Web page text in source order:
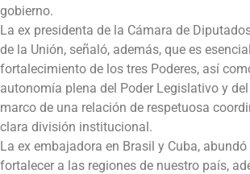
gobierno.
La ex presidenta de la Cámara de
de la Unión, señaló, además, que es
fortalecimiento de los tres Poderes, así
autonomía plena del Poder Legislativo y
marco de una relación de respetuosa
clara división institucional.
La ex embajadora en Brasil y Cuba, abundó
fortalecer a las regiones de nuestro país,